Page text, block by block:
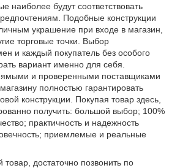
наиболее будут соответствовать
Подобные конструкции
украшение при входе в магазин,
торговые точки. Выбор
и каждый покупатель без особого
вариант именно для себя.
и проверенными поставщиками
полностью гарантировать
конструкции. Покупая товар здесь,
получить: большой выбор; 100%
практичность и надежность
приемлемые и реальные
достаточно позвонить по